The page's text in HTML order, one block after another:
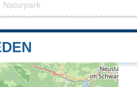
Naturpark